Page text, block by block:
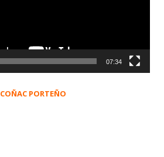
07:34
COÑAC PORTEÑO